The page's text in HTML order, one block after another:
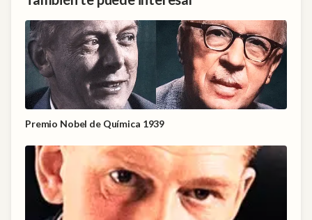
Premio Nobel de Química 1939